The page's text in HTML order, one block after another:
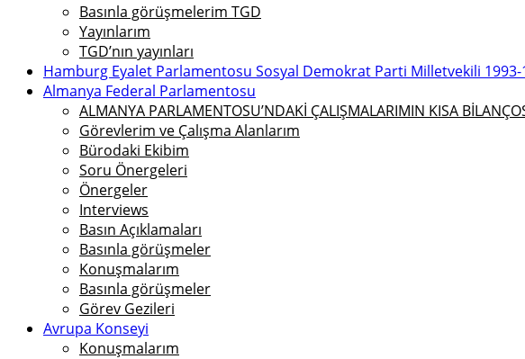
Basınla görüşmelerim TGD
Yayınlarım
TGD’nın yayınları
Hamburg Eyalet Parlamentosu Sosyal Demokrat Parti Milletvekili 1993-
Almanya Federal Parlamentosu
ALMANYA PARLAMENTOSU’NDAKİ ÇALIŞMALARIMIN KISA
Görevlerim ve Çalışma Alanlarım
Bürodaki Ekibim
Soru Önergeleri
Önergeler
Interviews
Basın Açıklamaları
Basınla görüşmeler
Konuşmalarım
Basınla görüşmeler
Görev Gezileri
Avrupa Konseyi
Konuşmalarım